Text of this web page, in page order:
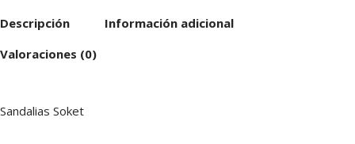
Descripción
Información adicional
Valoraciones (0)
Sandalias Soket